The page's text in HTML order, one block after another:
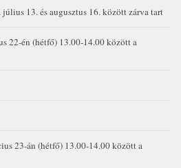
13. és augusztus 16. között zárva tart
22-én (hétfő) 13.00-14.00 között a
23-án (hétfő) 13.00-14.00 között a